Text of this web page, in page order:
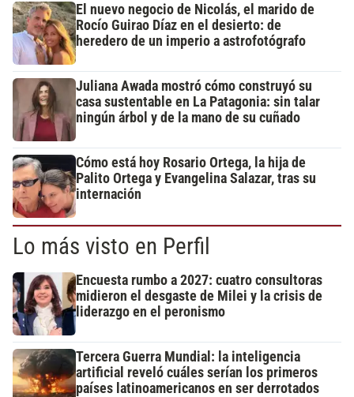
El nuevo negocio de Nicolás, el marido de
Rocío Guirao Díaz en el desierto: de
heredero de un imperio a astrofotógrafo
Juliana Awada mostró cómo construyó su
casa sustentable en La Patagonia: sin talar
ningún árbol y de la mano de su cuñado
Cómo está hoy Rosario Ortega, la hija de
Palito Ortega y Evangelina Salazar, tras su
internación
Lo más visto en Perfil
Encuesta rumbo a 2027: cuatro consultoras
midieron el desgaste de Milei y la crisis de
liderazgo en el peronismo
Tercera Guerra Mundial: la inteligencia
artificial reveló cuáles serían los primeros
países latinoamericanos en ser derrotados